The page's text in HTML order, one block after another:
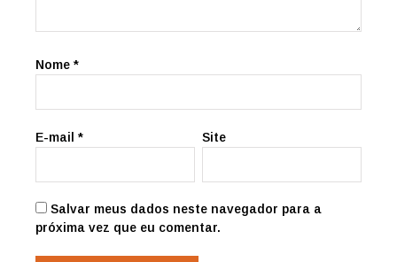
Nome *
E-mail * Site
Salvar meus dados neste navegador para a
próxima vez que eu comentar.